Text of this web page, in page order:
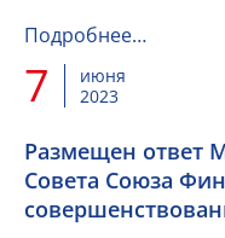
Подробнее…
7
июня
2023
Размещен ответ
Совета Союза